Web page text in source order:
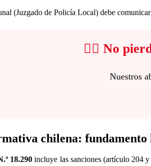
(Juzgado de Policía Local) debe
👨‍⚖️ No
Nuestros
chilena: fundamento
18.290 incluye las sanciones (artículo 204